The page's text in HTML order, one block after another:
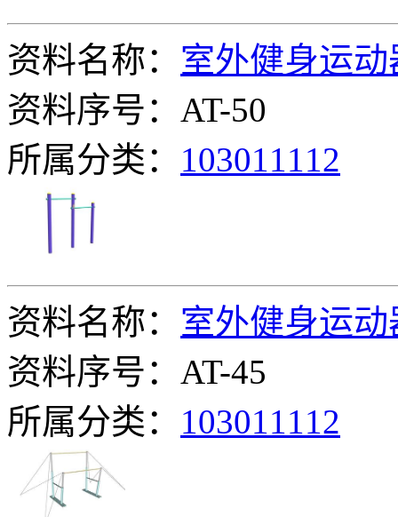
资料名称： 室外健身运动
资料序号：AT-50
所属分类： 103011112
资料名称： 室外健身运动
资料序号：AT-45
所属分类： 103011112